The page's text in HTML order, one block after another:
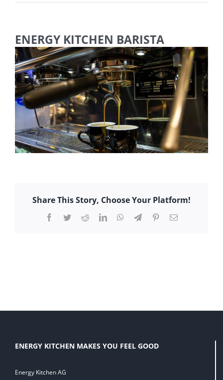
ENERGY KITCHEN BARISTA
Share This Story, Choose Your Platform!
Facebook
TwitterRedditLinkedInWhatsApp
TelegramPinterest
E-
ENERGY KITCHEN MAKES YOU FEEL GOOD
Energy Kitchen AG